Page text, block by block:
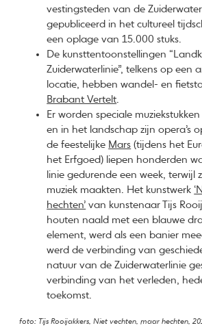
vestingsteden van de
gepubliceerd in het cultureel
een oplage van 15.000 stuks.
De kunsttentoonstellingen
Zuiderwaterlinie”, telkens op een
locatie, hebben wandel- en
Brabant Vertelt
Er worden speciale
en in het landschap zijn opera’s
de feestelijke Mars (tijdens het
het Erfgoed) liepen honderden
linie gedurende een week, terwijl
muziek maakten. Het kunstwerk
hechten’ van kunstenaar Tijs
houten naald met een blauwe
element, werd als een banier
werd de verbinding van
natuur van de Zuiderwaterlinie
verbinding van het verleden,
toekomst.
foto: Tijs Rooijakkers, Niet vechten, maar hechten,